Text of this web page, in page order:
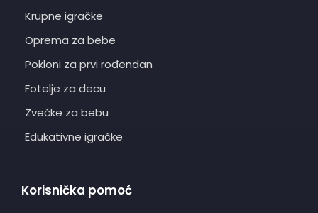
Krupne igračke
Oprema za bebe
Pokloni za prvi rođendan
Fotelje za decu
Zvečke za bebu
Edukativne igračke
Korisnička pomoć